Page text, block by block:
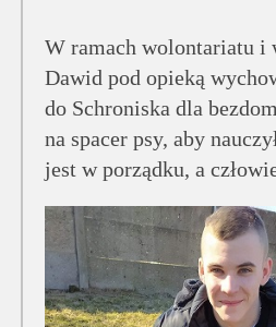
W ramach wolontariatu i
Dawid pod opieką
do Schroniska dla
na spacer psy, aby
jest w porządku, a